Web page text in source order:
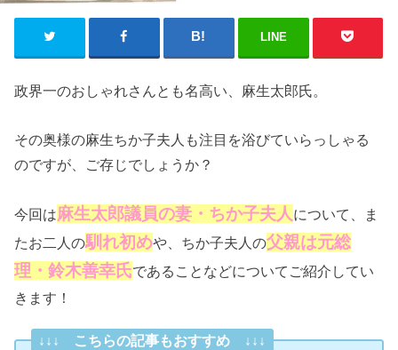
LINE
政界一のおしゃれさんとも名高い、麻生太郎氏。
その奥様の麻生ちか子夫人も注目を浴びていらっしゃる
のですが、ご存じでしょうか？
今回は麻生太郎議員の妻・ちか子夫人 について、ま
たお二人の馴れ初めや、ちか子夫人の父親は元総
理・鈴木善幸氏であることなどについてご紹介してい
きます！
↓↓↓ こちらの記事もおすすめ ↓↓↓